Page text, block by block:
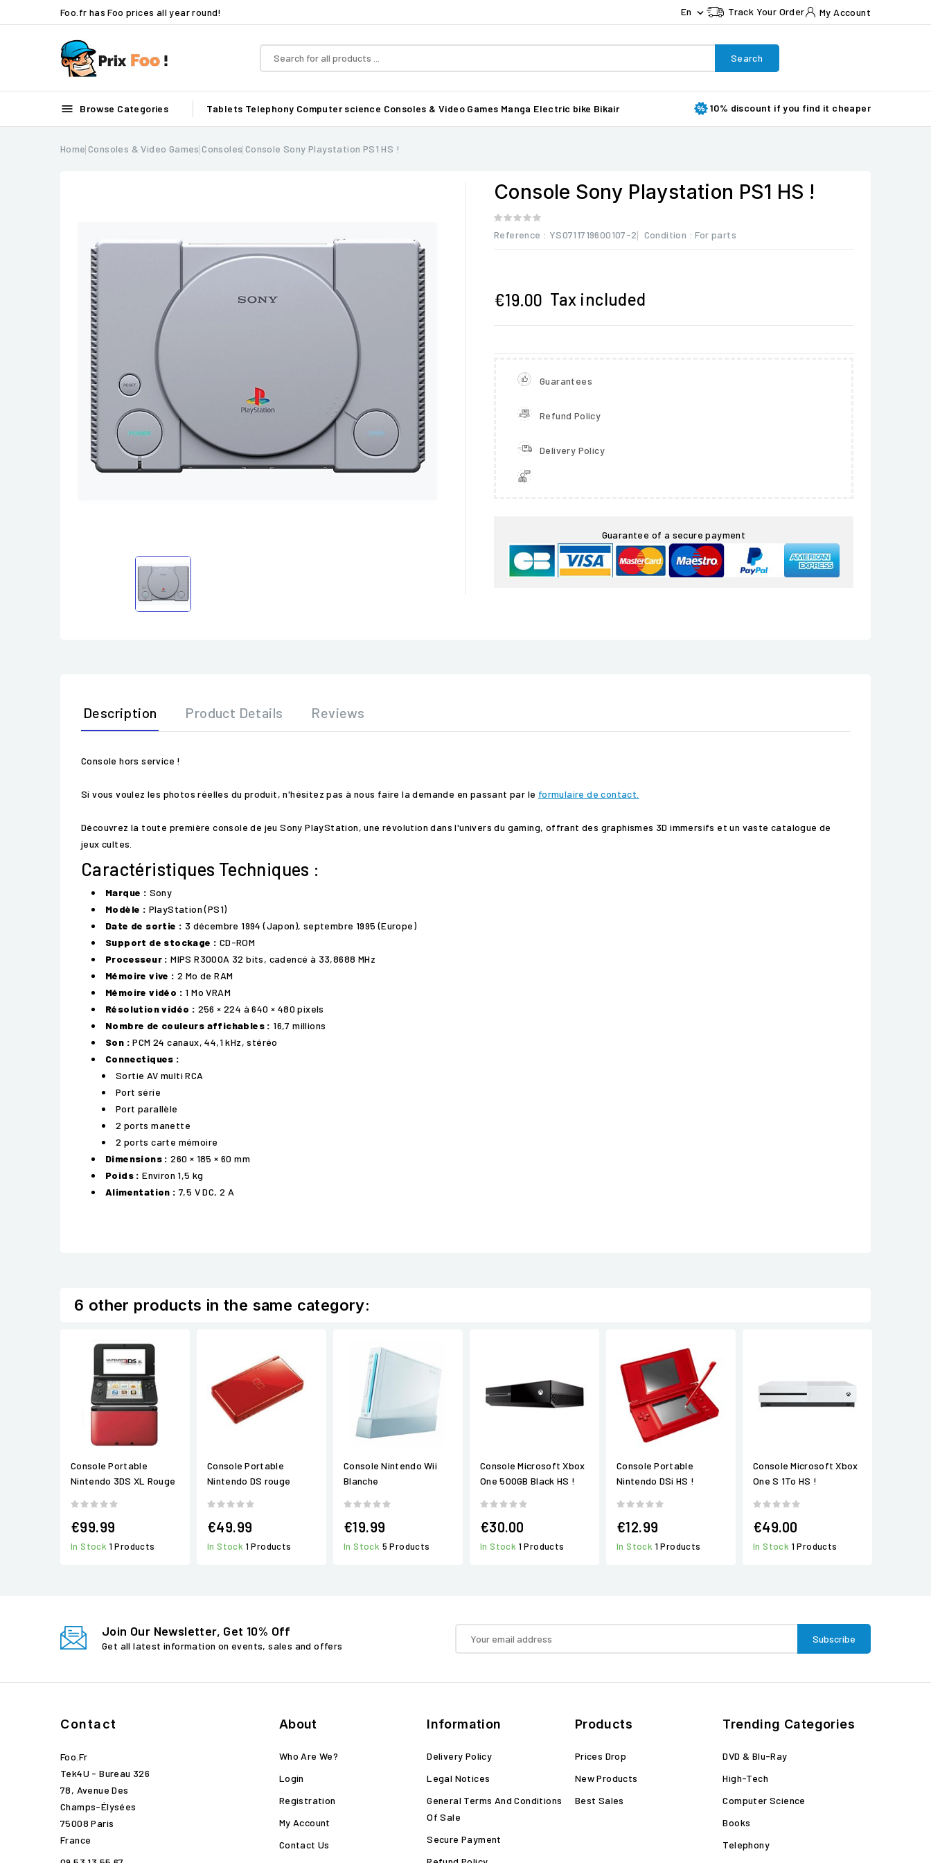
Foo.fr has Foo prices all year round! En  Track Your Order My Account
Search
 Browse Categories Tablets Telephony Computer science Consoles & Video Games Manga Electric bike Bikair 10% discount if you find it cheaper
Home Consoles & Video Games Consoles Console Sony Playstation PS1 HS !
Console Sony Playstation PS1 HS !
Reference : YS0711719600107-2 Condition : For parts
€19.00 Tax included
Guarantees
Refund Policy
Delivery Policy
Guarantee of a secure payment
Description Product Details Reviews
Console hors service !
Si vous voulez les photos réelles du produit, n'hésitez pas à nous faire la demande en passant par le formulaire de contact.
Découvrez la toute première console de jeu Sony PlayStation, une révolution dans l'univers du gaming, offrant des graphismes 3D immersifs et un vaste catalogue de
jeux cultes.
Caractéristiques Techniques :
Marque : Sony
Modèle : PlayStation (PS1)
Date de sortie : 3 décembre 1994 (Japon), septembre 1995 (Europe)
Support de stockage : CD-ROM
Processeur : MIPS R3000A 32 bits, cadencé à 33,8688 MHz
Mémoire vive : 2 Mo de RAM
Mémoire vidéo : 1 Mo VRAM
Résolution vidéo : 256 × 224 à 640 × 480 pixels
Nombre de couleurs affichables : 16,7 millions
Son : PCM 24 canaux, 44,1 kHz, stéréo
Connectiques :
Sortie AV multi RCA
Port série
Port parallèle
2 ports manette
2 ports carte mémoire
Dimensions : 260 × 185 × 60 mm
Poids : Environ 1,5 kg
Alimentation : 7,5 V DC, 2 A
6 other products in the same category:
Console Portable
Nintendo 3DS XL Rouge
€99.99
In Stock 1 Products
Console Portable
Nintendo DS rouge
€49.99
In Stock 1 Products
Console Nintendo Wii
Blanche
€19.99
In Stock 5 Products
Console Microsoft Xbox
One 500GB Black HS !
€30.00
In Stock 1 Products
Console Portable
Nintendo DSi HS !
€12.99
In Stock 1 Products
Console Microsoft Xbox
One S 1To HS !
€49.00
In Stock 1 Products
Join Our Newsletter, Get 10% Off
Get all latest information on events, sales and offers
Contact
Foo.fr
Tek4U - Bureau 326
78, Avenue Des
Champs-Élysées
75008 Paris
France
About
Who Are We?
Login
Registration
My Account
Contact Us
Information
Delivery Policy
Legal Notices
General Terms And Conditions
Of Sale
Secure Payment
Products
Prices Drop
New Products
Best Sales
Trending Categories
DVD & Blu-Ray
High-Tech
Computer Science
Books
Telephony